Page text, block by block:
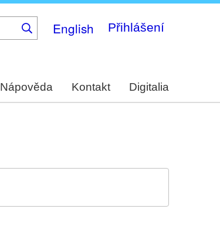
English Přihlášení
Nápověda Kontakt Digitalia